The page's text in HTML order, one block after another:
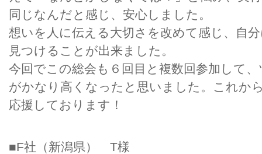
同じなんだと感じ、安心しました。
想いを人に伝える大切さを改めて感じ、自
見つけることが出来ました。
今回でこの総会も６回目と複数回参加して
がかなり高くなったと思いました。これか
応援しております！
■F社（新潟県） T様